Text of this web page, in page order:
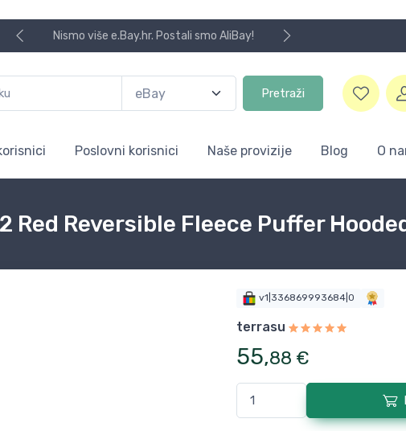
Nismo više e.Bay.hr. Postali smo AliBay!
Pretraži
Poslovni korisnici Naše provizije Blog O
Red Reversible Fleece Puffer
v1|336869993684|0
terrasu
55,88 €